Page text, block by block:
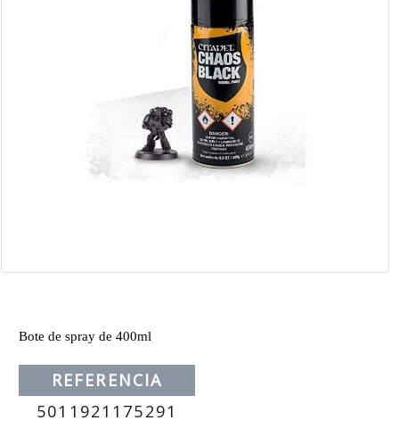
Bote de spray de 400ml
REFERENCIA
5011921175291